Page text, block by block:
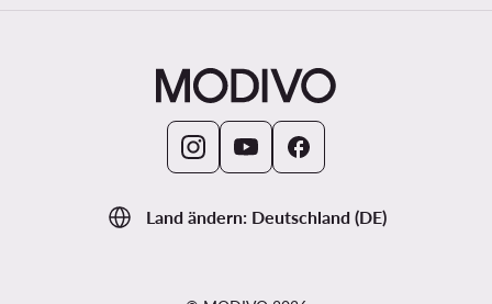
Land ändern: Deutschland (DE)